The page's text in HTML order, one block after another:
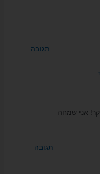
תגובה
אני שמחה
תגובה